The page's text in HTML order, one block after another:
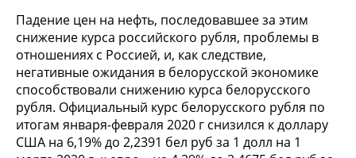
Падение цен на нефть, последовавшее за этим
снижение курса российского рубля, проблемы в
отношениях с Россией, и, как следствие,
негативные ожидания в белорусской экономике
способствовали снижению курса белорусского
рубля. Официальный курс белорусского рубля по
итогам января-февраля 2020 г снизился к доллару
США на 6,19% до 2,2391 бел руб за 1 долл на 1